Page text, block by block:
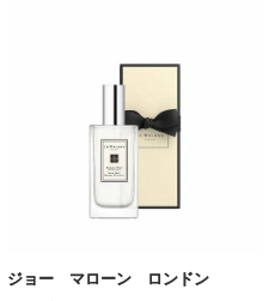
ジョー マローン ロンドン